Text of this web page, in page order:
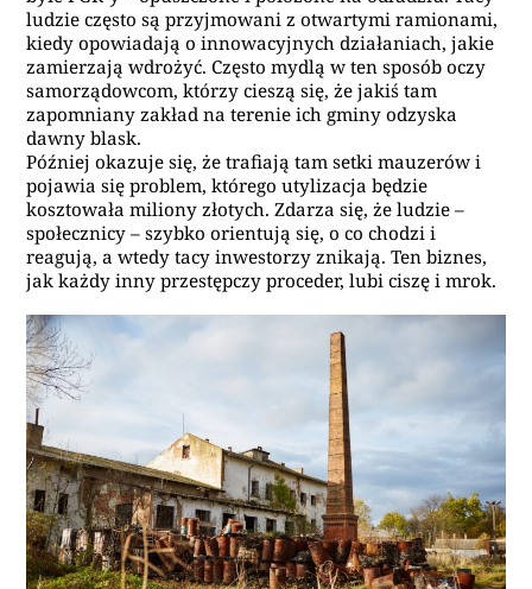
ludzie często są przyjmowani z otwartymi ramionami,
kiedy opowiadają o innowacyjnych działaniach, jakie
zamierzają wdrożyć. Często mydlą w ten sposób oczy
samorządowcom, którzy cieszą się, że jakiś tam
zapomniany zakład na terenie ich gminy odzyska
dawny blask.
Później okazuje się, że trafiają tam setki mauzerów i
pojawia się problem, którego utylizacja będzie
kosztowała miliony złotych. Zdarza się, że ludzie –
społecznicy – szybko orientują się, o co chodzi i
reagują, a wtedy tacy inwestorzy znikają. Ten biznes,
jak każdy inny przestępczy proceder, lubi ciszę i mrok.